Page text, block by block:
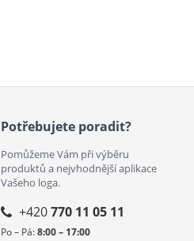
Potřebujete poradit?
Pomůžeme Vám při výběru
produktů a nejvhodnější aplikace
Vašeho loga.
+420770 11 05 11
Po – Pá:8:00 – 17:00